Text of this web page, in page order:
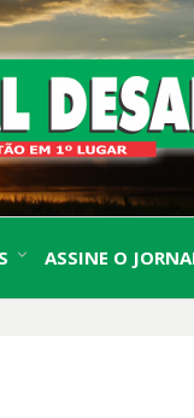
O Sertão em 1º
ASSINE O